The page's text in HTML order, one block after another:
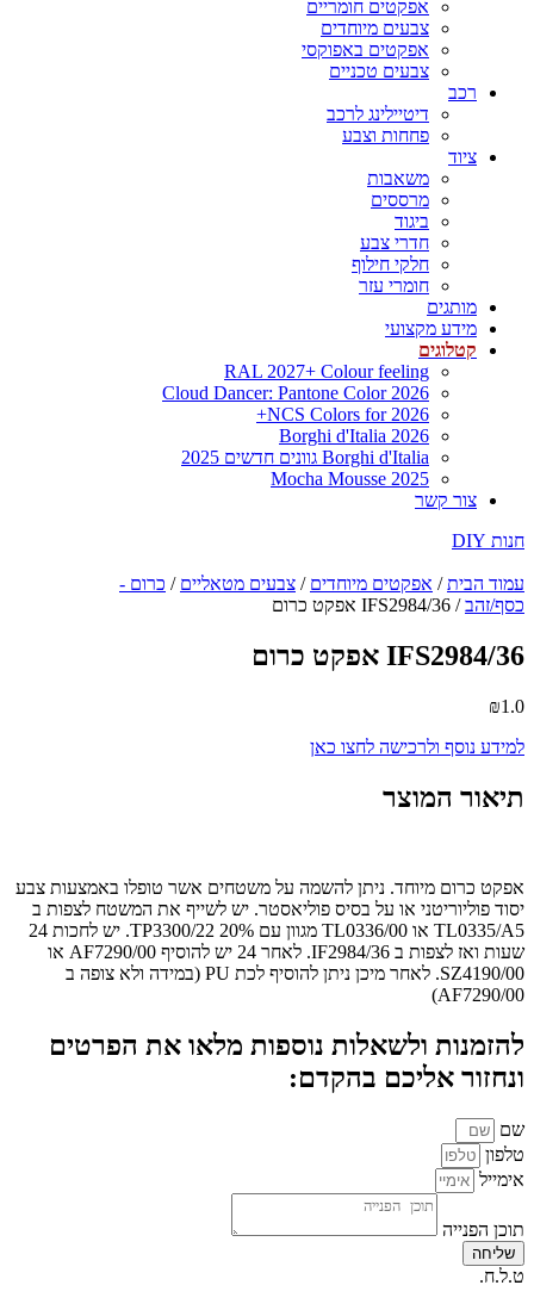
אפקטים חומריים
צבעים מיוחדים
אפקטים באפוקסי
צבעים טכניים
רכב
דיטיילינג לרכב
פחחות וצבע
ציוד
משאבות
מרססים
ביגוד
חדרי צבע
חלקי חילוף
חומרי עזר
מותגים
מידע מקצועי
קטלוגים
RAL 2027+ Colour feeling
Cloud Dancer: Pantone Color 2026
NCS Colors for 2026+
Borghi d'Italia 2026
Borghi d'Italia גוונים חדשים 2025
Mocha Mousse 2025
צור קשר
חנות DIY
עמוד הבית/ אפקטים מיוחדים / צבעים מטאליים / כרום -
כסף/זהב/ IFS2984/36 אפקט כרום
IFS2984/36 אפקט כרום
₪1.0
למידע נוסף ולרכישה לחצו כאן
תיאור המוצר
אפקט כרום מיוחד. ניתן להשמה על משטחים אשר טופלו באמצעות צבע
יסוד פוליוריטני או על בסיס פוליאסטר. יש לשייף את המשטח לצפות ב
TL0335/A5 או TL0336/00 מגוון עם 20% TP3300/22. יש לחכות 24
שעות ואז לצפות ב IF2984/36. לאחר 24 יש להוסיף AF7290/00 או
SZ4190/00. לאחר מיכן ניתן להוסיף לכת PU (במידה ולא צופה ב
AF7290/00)
להזמנות ולשאלות נוספות מלאו את הפרטים
ונחזור אליכם בהקדם:
שם
טלפון
אימייל
תוכן הפנייה
שליחה
ט.ל.ח.